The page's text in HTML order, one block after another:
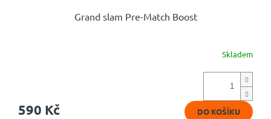
Grand slam Pre-Match Boost
z
Skladem
590 Kč DO KOŠÍKU